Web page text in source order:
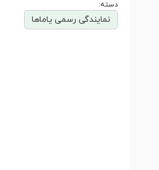
دسته:
نمایندگی رسمی یاماها